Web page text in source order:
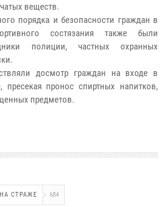
веществ.
порядка и безопасности граждан в
состязания также были
полиции, частных охранных
досмотр граждан на входе в
пресекая пронос спиртных напитков,
предметов.
СТРАЖЕ 684